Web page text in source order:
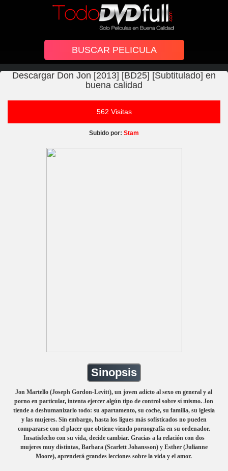
Descargar Don Jon [2013] [BD25] [Subtitulado] en
buena calidad
562 Visitas
Subido por: Stam
Sinopsis
Jon Martello (Joseph Gordon-Levitt), un joven adicto al sexo en general y al
porno en particular, intenta ejercer algún tipo de control sobre sí mismo. Jon
tiende a deshumanizarlo todo: su apartamento, su coche, su familia, su iglesia
y las mujeres. Sin embargo, hasta los ligues más sofisticados no pueden
compararse con el placer que obtiene viendo pornografía en su ordenador.
Insatisfecho con su vida, decide cambiar. Gracias a la relación con dos
mujeres muy distintas, Barbara (Scarlett Johansson) y Esther (Julianne
Moore), aprenderá grandes lecciones sobre la vida y el amor.